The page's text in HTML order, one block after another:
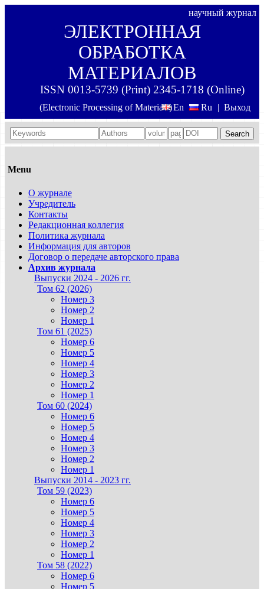
научный журнал
ЭЛЕКТРОННАЯ
ОБРАБОТКА
МАТЕРИАЛОВ
ISSN 0013-5739 (Print) 2345-1718 (Online)
(Electronic Processing of Materials) Выход
En Ru |
Search
Menu
О журнале
Учредитель
Контакты
Редакционная коллегия
Политика журнала
Информация для авторов
Договор о передаче авторского права
Архив журнала
Выпуски 2024 - 2026 гг.
Том 62 (2026)
Номер 3
Номер 2
Номер 1
Том 61 (2025)
Номер 6
Номер 5
Номер 4
Номер 3
Номер 2
Номер 1
Том 60 (2024)
Номер 6
Номер 5
Номер 4
Номер 3
Номер 2
Номер 1
Выпуски 2014 - 2023 гг.
Том 59 (2023)
Номер 6
Номер 5
Номер 4
Номер 3
Номер 2
Номер 1
Том 58 (2022)
Номер 6
Номер 5